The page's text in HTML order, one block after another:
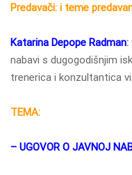
Predavači: i teme
Katarina Depope Radman:
nabavi s dugogodišnjim
trenerica i konzultantica
TEMA:
– UGOVOR O JAVNOJ